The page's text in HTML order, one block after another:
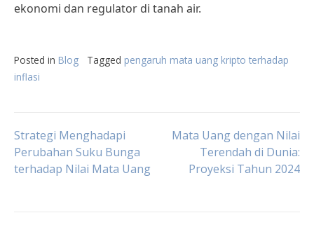
ekonomi dan regulator di tanah air.
Posted in Blog Tagged pengaruh mata uang kripto terhadap
inflasi
Post
navigation
Strategi Menghadapi
Perubahan Suku Bunga
terhadap Nilai Mata Uang
Mata Uang dengan Nilai
Terendah di Dunia:
Proyeksi Tahun 2024